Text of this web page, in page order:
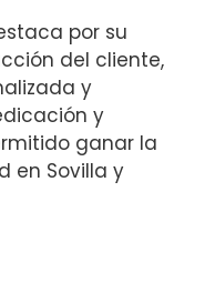
por su
del cliente,
y
y
ganar la
en Sovilla y